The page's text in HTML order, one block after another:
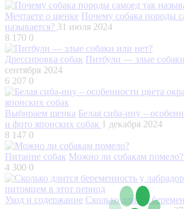
Мечтаете о щенке Почему собака породы
называется? 31 июля 2024
8 170 0
Дрессировка собак Питбули — злые
сентября 2024
6 207 0
Выбираем щенка Белая сиба-ину –
и фото японских собак 1 декабря 2024
8 147 0
Питание собак Можно ли собакам помело?
4 300 0
Уход и содержание Сколько длится